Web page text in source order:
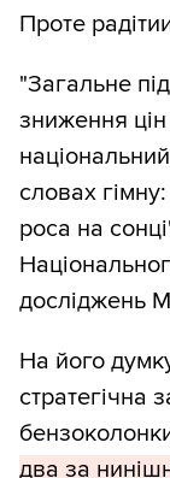
Проте
"Загальне
зниження
словах
роса на
досліджень
На його
стратегічна
два за